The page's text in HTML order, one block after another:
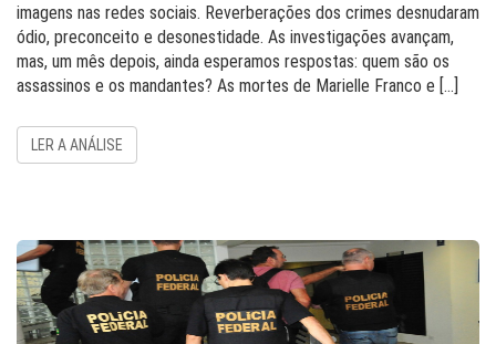
imagens nas redes sociais. Reverberações dos crimes desnudaram
ódio, preconceito e desonestidade. As investigações avançam,
mas, um mês depois, ainda esperamos respostas: quem são os
assassinos e os mandantes? As mortes de Marielle Franco e […]
LER A ANÁLISE